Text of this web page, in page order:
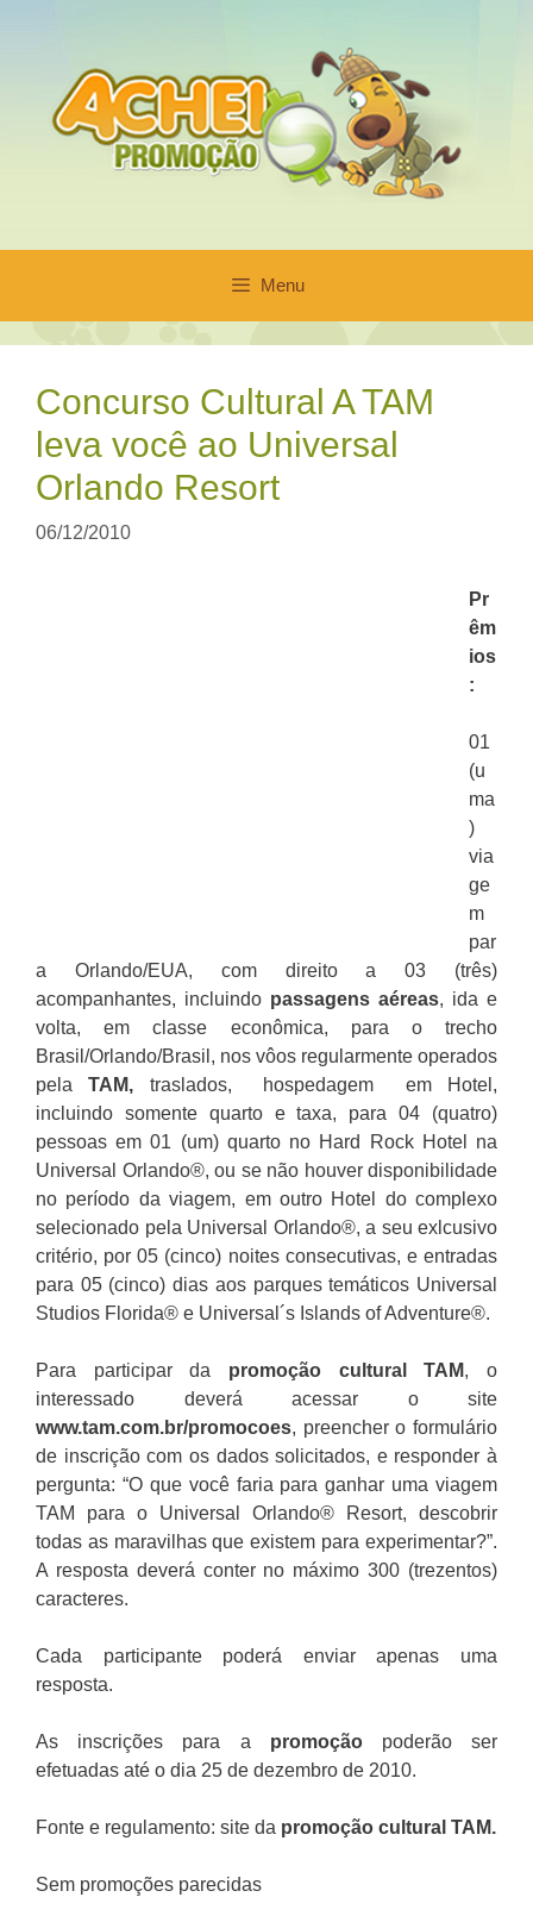
conteúdo
Menu
Concurso Cultural A TAM
leva você ao Universal
Orlando Resort
06/12/2010
Pr
êm
ios
:
01
(u
ma
)
via
ge
m
par
a Orlando/EUA, com direito a 03 (três)
acompanhantes, incluindo passagens aéreas, ida e
volta, em classe econômica, para o trecho
Brasil/Orlando/Brasil, nos vôos regularmente operados
pelaTAM, traslados, hospedagem em Hotel,
incluindo somente quarto e taxa, para 04 (quatro)
pessoas em 01 (um) quarto no Hard Rock Hotel na
Universal Orlando®, ou se não houver disponibilidade
no período da viagem, em outro Hotel do complexo
selecionado pela Universal Orlando®, a seu exlcusivo
critério, por 05 (cinco) noites consecutivas, e entradas
para 05 (cinco) dias aos parques temáticos Universal
Studios Florida® e Universal´s Islands of Adventure®.
Para participar da promoção cultural TAM, o
interessado deverá acessar o site
www.tam.com.br/promocoes, preencher o formulário
de inscrição com os dados solicitados, e responder à
pergunta: “O que você faria para ganhar uma viagem
TAM para o Universal Orlando® Resort, descobrir
todas as maravilhas que existem para experimentar?”.
A resposta deverá conter no máximo 300 (trezentos)
caracteres.
Cada participante poderá enviar apenas uma
resposta.
As inscrições para a promoçãopoderão ser
efetuadas até o dia 25 de dezembro de 2010.
Fonte e regulamento: site da promoção cultural TAM.
Sem promoções parecidas